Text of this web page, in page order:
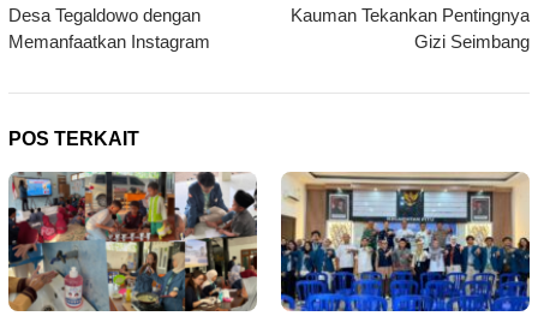
Desa Tegaldowo dengan
Memanfaatkan Instagram
Kauman Tekankan Pentingnya
Gizi Seimbang
POS TERKAIT